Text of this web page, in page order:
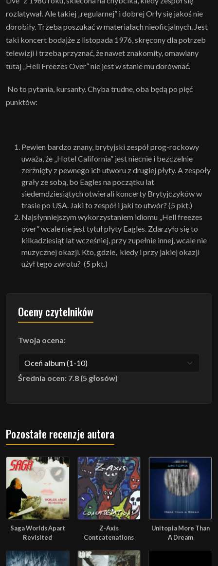
rozlatywał. Ale takiej „regularnej” i dobrej Orły się jakoś nie
dorobiły. Trzeba poszukać w materiałach nieoficjalnych. Jest
taki koncert bodajże z listopada 1976, skręcony dla potrzeb
telewizji i trzeba przyznać, że nawet znakomity, omawiany
tutaj „Hell Freezes Over” nie jest w stanie mu dorównać.
No to pytania, kursanty. Chyba trudne, oba będą po pięć
punktów:
Pewien bardzo znany, brytyjski zespół prog-rockowy
uważa, że „Hotel California” jest niecnie i bezczelnie
zerżnięty z pewnego ich utworu z drugiej płyty. A zespoły
grały ze sobą, bo Eagles na początku lat
siedemdziesiątych otwierali koncerty Brytyjczyków w
trasie po USA. Jaki to zespół i jaki to utwór? (5 pkt.)
Najsłynniejszym wykorzystaniem idiomu „Hell freezes
over” wcale nie jest tytuł płyty Eagles. Zdarzyło się to
kilkadziesiąt lat wcześniej, przy zupełnie innej, wcale nie
muzycznej okazji. Kto, gdzie, kiedy i przy jakiej okazji
użył tego zwrotu? (5 pkt.)
Oceny czytelników
Twoja ocena:
Średnia ocen: 7.8 (5 głosów)
Pozostałe recenzje autora
Saga Worlds Apart
Revisited
Z-Axis
Contcatenations
Unitopia More Than
A Dream